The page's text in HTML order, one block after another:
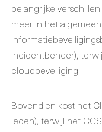
belangrijke
meer in het
incidentbeheer),
cloudbeveiliging.
Bovendien kost het
leden), terwijl het